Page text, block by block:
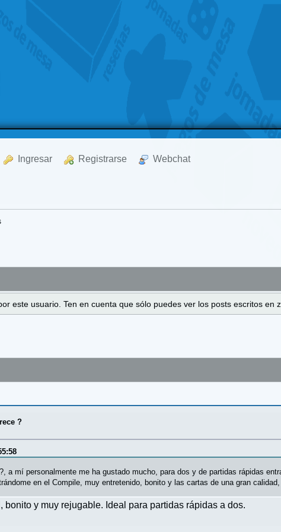
Ingresar Registrarse Webchat
este usuario. Ten en cuenta que sólo puedes ver los posts escritos en
?
a mí personalmente me ha gustado mucho, para dos y de partidas rápidas
en el Compile, muy entretenido, bonito y las cartas de una gran calidad,
bonito y muy rejugable. Ideal para partidas rápidas a dos.